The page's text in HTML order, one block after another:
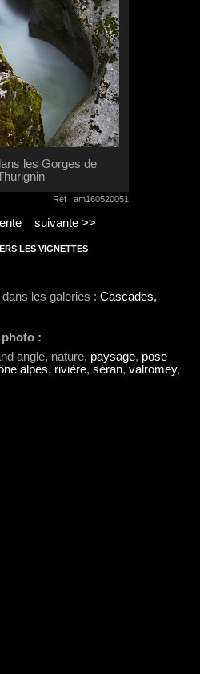
les Gorges de
Réf : am160520051
suivante >>
LES VIGNETTES
les galeries : Cascades,
:
angle, nature, paysage, pose
alpes, rivière, séran, valromey,